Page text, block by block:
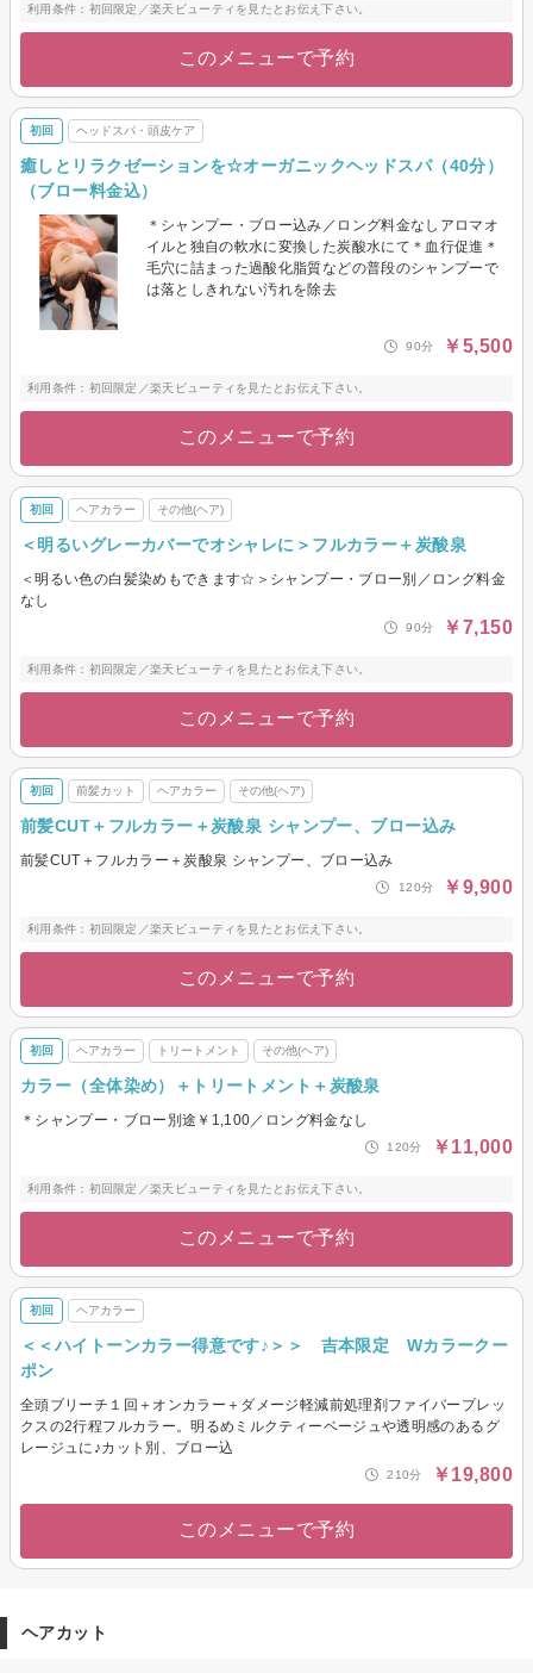
利用条件：初回限定／楽天ビューティを見たとお伝え下さい。
このメニューで予約
初回 ヘッドスパ・頭皮ケア
癒しとリラクゼーションを☆オーガニックヘッドスパ（40分）
（ブロー料金込）
＊シャンプー・ブロー込み／ロング料金なしアロマオ
イルと独自の軟水に変換した炭酸水にて＊血行促進＊
毛穴に詰まった過酸化脂質などの普段のシャンプーで
は落としきれない汚れを除去
90分 ￥5,500
利用条件：初回限定／楽天ビューティを見たとお伝え下さい。
このメニューで予約
初回 ヘアカラー その他(ヘア)
＜明るいグレーカバーでオシャレに＞フルカラー＋炭酸泉
＜明るい色の白髪染めもできます☆＞シャンプー・ブロー別／ロング料金
なし
90分 ￥7,150
利用条件：初回限定／楽天ビューティを見たとお伝え下さい。
このメニューで予約
初回 前髪カット ヘアカラー その他(ヘア)
前髪CUT＋フルカラー＋炭酸泉 シャンプー、ブロー込み
前髪CUT＋フルカラー＋炭酸泉 シャンプー、ブロー込み
120分 ￥9,900
利用条件：初回限定／楽天ビューティを見たとお伝え下さい。
このメニューで予約
初回 ヘアカラー トリートメント その他(ヘア)
カラー（全体染め）＋トリートメント＋炭酸泉
＊シャンプー・ブロー別途￥1,100／ロング料金なし
120分 ￥11,000
利用条件：初回限定／楽天ビューティを見たとお伝え下さい。
このメニューで予約
初回 ヘアカラー
＜＜ハイトーンカラー得意です♪＞＞ 吉本限定 Wカラークー
ポン
全頭ブリーチ１回＋オンカラー＋ダメージ軽減前処理剤ファイバープレッ
クスの2行程フルカラー。明るめミルクティーベージュや透明感のあるグ
レージュに♪カット別、ブロー込
210分 ￥19,800
このメニューで予約
ヘアカット